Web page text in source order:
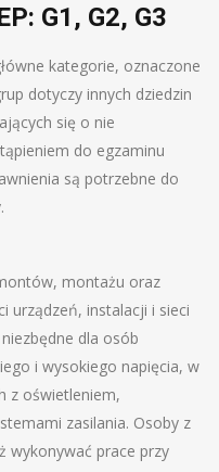
G1, G2, G3
kategorie, oznaczone
dotyczy innych dziedzin
się o nie
do egzaminu
są potrzebne do
montażu oraz
urządzeń, instalacji i sieci
dla osób
i wysokiego napięcia, w
z oświetleniem,
zasilania. Osoby z
wykonywać prace przy